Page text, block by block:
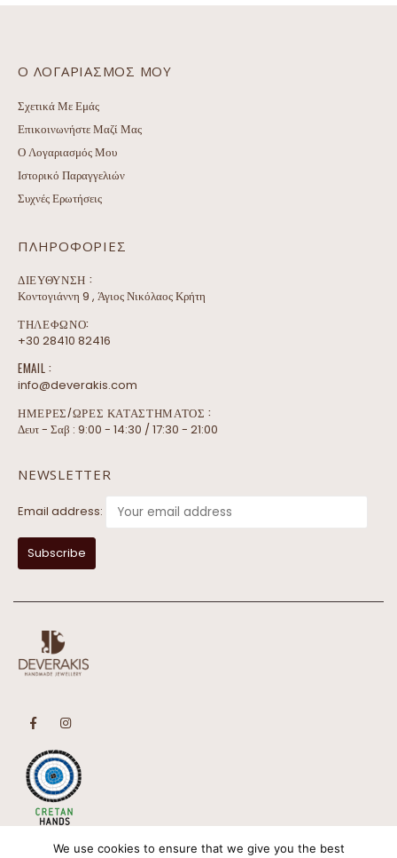
Ο ΛΟΓΑΡΙΑΣΜΌΣ ΜΟΥ
Σχετικά Με Εμάς
Επικοινωνήστε Μαζί Μας
Ο Λογαριασμός Μου
Ιστορικό Παραγγελιών
Συχνές Ερωτήσεις
ΠΛΗΡΟΦΟΡΊΕΣ
ΔΙΕΎΘΥΝΣΗ :
Κοντογιάννη 9 , Άγιος Νικόλαος Κρήτη
ΤΗΛΕΦΩΝΟ:
+30 28410 82416
EMAIL :
info@deverakis.com
ΗΜΕΡΕΣ/ΩΡΕΣ ΚΑΤΑΣΤΗΜΑΤΟΣ :
Δευτ - Σαβ : 9:00 - 14:30 / 17:30 - 21:00
NEWSLETTER
Email address:
We use cookies to ensure that we give you the best